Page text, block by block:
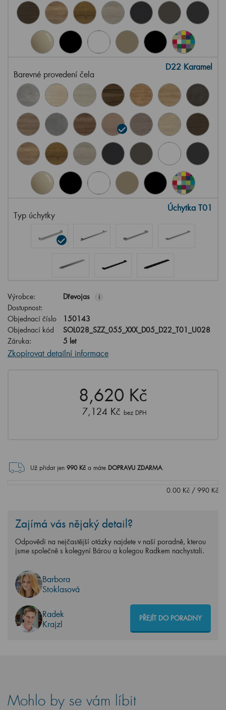
Barevné provedení čela
D22 Karamel
Typ úchytky
Úchytka T01
Výrobce: Dřevojas i
Dostupnost:
Objednací číslo
150143
Objednací kód
SOL028_SZZ_055_XXX_D05_D22_T01_U028
Záruka:
5 let
Zkopírovat detailní informace
8,620 Kč
7,124 Kč bez DPH
Už přidat jen 990Kč a máte DOPRAVU ZDARMA.
0.00 Kč / 990 Kč
Zajímá vás nějaký detail?
Odpovědi na nejčastější otázky najdete v naší poradně, kterou
jsme společně s kolegyní Bárou a kolegou Radkem nachystali.
Barbora
Stoklasová
Radek
Krajzl
PŘEJÍT DO PORADNY
Mohlo by se vám líbit